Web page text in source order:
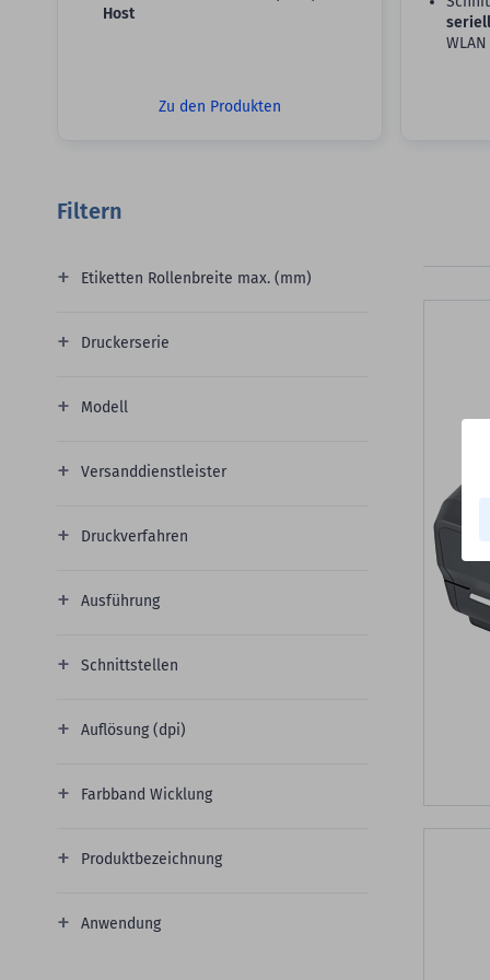
Host
Zu den Produkten
WLAN
Filtern
Etiketten Rollenbreite max. (mm)
Druckerserie
Modell
Versanddienstleister
Druckverfahren
Ausführung
Schnittstellen
Auflösung (dpi)
Farbband Wicklung
Produktbezeichnung
Anwendung